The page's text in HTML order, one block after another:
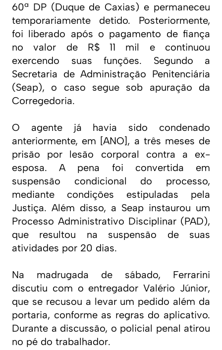
60ª DP (Duque de Caxias) e permaneceu
temporariamente detido. Posteriormente,
foi liberado após o pagamento de fiança
no valor de R$ 11 mil e continuou
exercendo suas funções. Segundo a
Secretaria de Administração Penitenciária
(Seap), o caso segue sob apuração da
Corregedoria.
O agente já havia sido condenado
anteriormente, em [ANO], a três meses de
prisão por lesão corporal contra a ex-
esposa. A pena foi convertida em
suspensão condicional do processo,
mediante condições estipuladas pela
Justiça. Além disso, a Seap instaurou um
Processo Administrativo Disciplinar (PAD),
que resultou na suspensão de suas
atividades por 20 dias.
Na madrugada de sábado, Ferrarini
discutiu com o entregador Valério Júnior,
que se recusou a levar um pedido além da
portaria, conforme as regras do aplicativo.
Durante a discussão, o policial penal atirou
no pé do trabalhador.